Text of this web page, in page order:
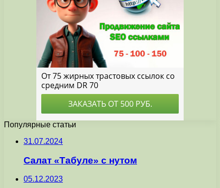
Популярные статьи
31.07.2024
Салат «Табуле» с нутом
05.12.2023